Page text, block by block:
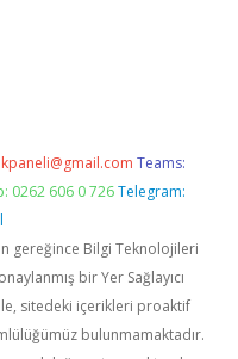
Teams:
0262 606 0 726 Telegram:
gereğince Bilgi Teknolojileri
bir Yer Sağlayıcı
sitedeki içerikleri proaktif
bulunmamaktadır.